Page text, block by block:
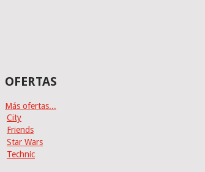
OFERTAS
Más ofertas...
City
Friends
Star Wars
Technic